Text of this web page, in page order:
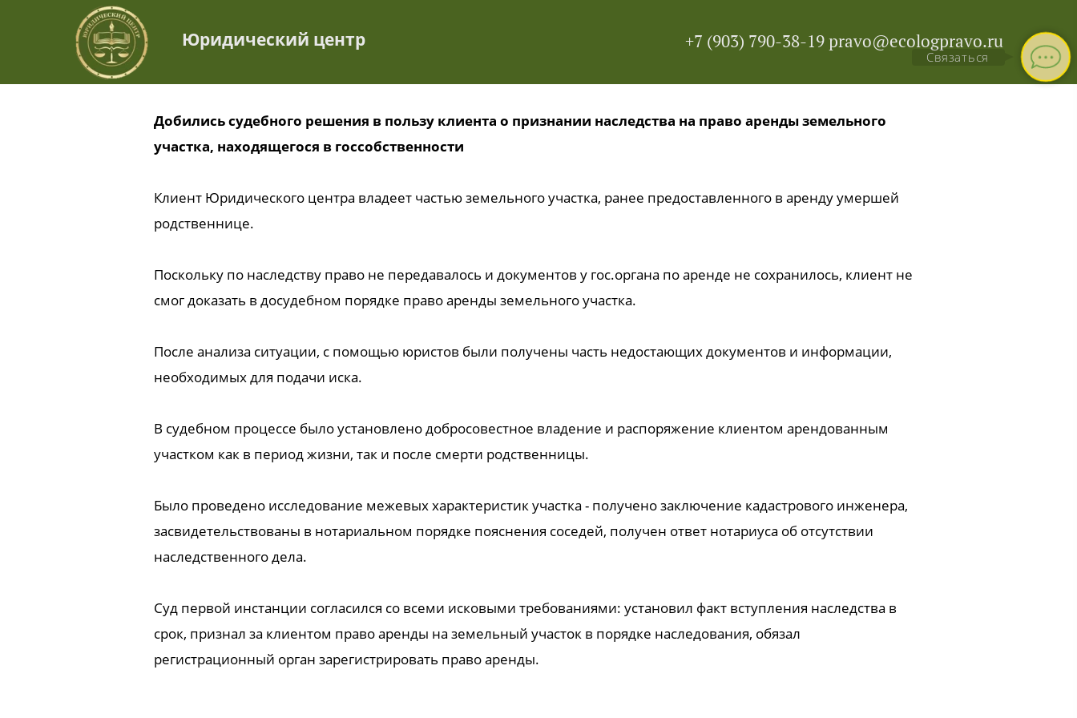
Юридический центр +7 (903) 790-38-19 pravo@ecologpravo.ru
Связаться
Добились судебного решения в пользу клиента о признании наследства на право аренды земельного
участка, находящегося в госсобственности
Клиент Юридического центра владеет частью земельного участка, ранее предоставленного в аренду умершей
родственнице.
Поскольку по наследству право не передавалось и документов у гос.органа по аренде не сохранилось, клиент не
смог доказать в досудебном порядке право аренды земельного участка.
После анализа ситуации, с помощью юристов были получены часть недостающих документов и информации,
необходимых для подачи иска.
В судебном процессе было установлено добросовестное владение и распоряжение клиентом арендованным
участком как в период жизни, так и после смерти родственницы.
Было проведено исследование межевых характеристик участка - получено заключение кадастрового инженера,
засвидетельствованы в нотариальном порядке пояснения соседей, получен ответ нотариуса об отсутствии
наследственного дела.
Суд первой инстанции согласился со всеми исковыми требованиями: установил факт вступления наследства в
срок, признал за клиентом право аренды на земельный участок в порядке наследования, обязал
регистрационный орган зарегистрировать право аренды.